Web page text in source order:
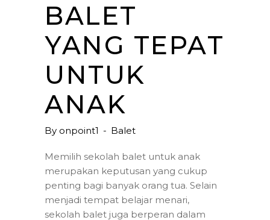
BALET
YANG TEPAT
UNTUK
ANAK
By onpoint1 Balet
Memilih sekolah balet untuk anak
merupakan keputusan yang cukup
penting bagi banyak orang tua. Selain
menjadi tempat belajar menari,
sekolah balet juga berperan dalam